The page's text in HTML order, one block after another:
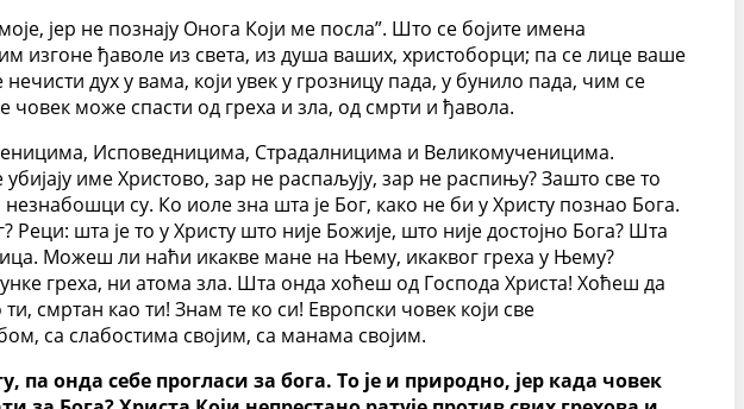
јер не познају Онога Који ме посла”. Што се бојите имена
изгоне ђаволе из света, из душа ваших, христоборци; па се лице ваше
дух у вама, који увек у грозницу пада, у бунило пада, чим се
може спасти од греха и зла, од смрти и ђавола.
Исповедницима, Страдалницима и Великомученицима.
име Христово, зар не распаљују, зар не распињу? Зашто све то
су. Ко иоле зна шта је Бог, како не би у Христу познао Бога.
шта је то у Христу што није Божије, што није достојно Бога? Шта
Можеш ли наћи икакве мане на Њему, икаквог греха у Њему?
греха, ни атома зла. Шта онда хоћеш од Господа Христа! Хоћеш да
смртан као ти! Знам те ко си! Европски човек који све
са слабостима својим, са манама својим.
онда себе прогласи за бога. То је и природно, јер када човек